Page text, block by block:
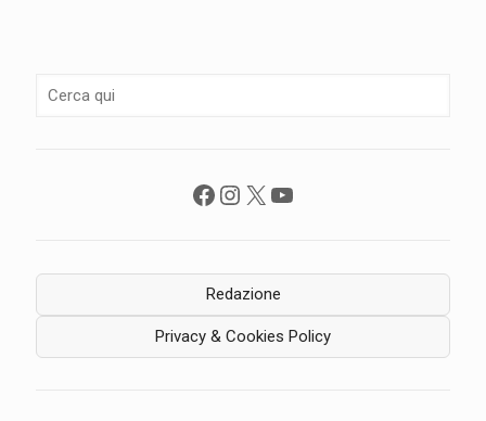
Facebook
Instagram
X YouTube
Redazione
Privacy & Cookies Policy